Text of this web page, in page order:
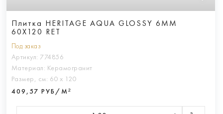
Плитка HERITAGE AQUA GLOSSY 6MM
60X120 RET
Под заказ
Артикул: 774856
Материал: Керамогранит
Размер, см: 60 х 120
409,57 РУБ/М²